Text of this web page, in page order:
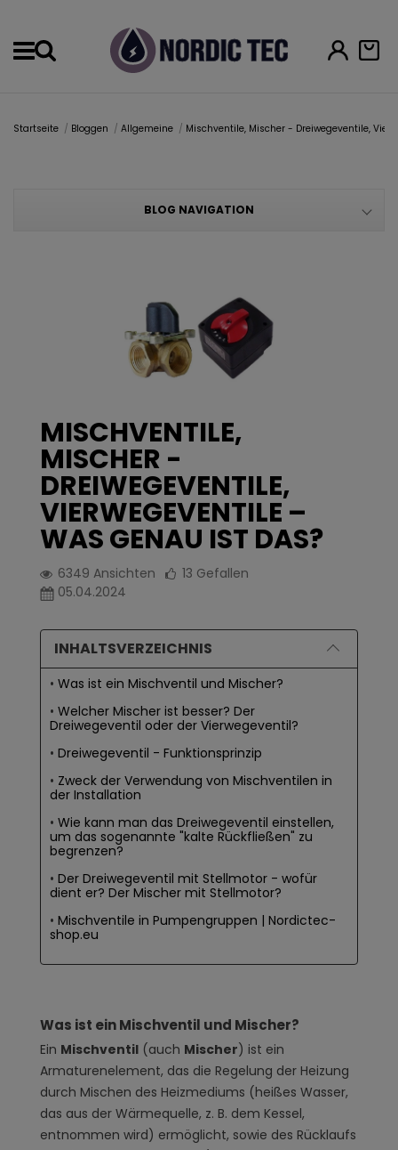
Startseite Bloggen Allgemeine Mischventile, Mischer - Dreiwegeventile,
BLOG NAVIGATION
MISCHVENTILE,
MISCHER -
DREIWEGEVENTILE,
VIERWEGEVENTILE –
WAS GENAU IST DAS?
6349 Ansichten 13 Gefallen
05.04.2024
INHALTSVERZEICHNIS
Was ist ein Mischventil und Mischer?
Welcher Mischer ist besser? Der
Dreiwegeventil oder der Vierwegeventil?
Dreiwegeventil - Funktionsprinzip
Zweck der Verwendung von Mischventilen in
der Installation
Wie kann man das Dreiwegeventil einstellen,
um das sogenannte "kalte Rückfließen" zu
begrenzen?
Der Dreiwegeventil mit Stellmotor - wofür
dient er? Der Mischer mit Stellmotor?
Mischventile in Pumpengruppen | Nordictec-
shop.eu
Was ist ein Mischventil und Mischer?
Ein Mischventil (auch Mischer) ist ein
Armaturenelement, das die Regelung der Heizung
durch Mischen des Heizmediums (heißes Wasser,
das aus der Wärmequelle, z. B. dem Kessel,
entnommen wird) ermöglicht, sowie des Rücklaufs